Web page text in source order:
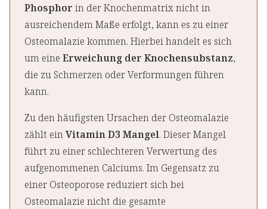
Phosphor in der Knochenmatrix nicht in
ausreichendem Maße erfolgt, kann es zu einer
Osteomalazie kommen. Hierbei handelt es sich
um eine Erweichung der Knochensubstanz,
die zu Schmerzen oder Verformungen führen
kann.
Zu den häufigsten Ursachen der Osteomalazie
zählt einVitamin D3 Mangel. Dieser Mangel
führt zu einer schlechteren Verwertung des
aufgenommenen Calciums. Im Gegensatz zu
einer Osteoporose reduziert sich bei
Osteomalazie nicht die gesamte